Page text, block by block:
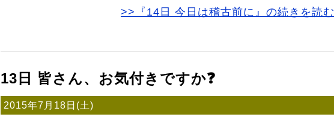
>>『14日 今日は稽古前に』の続きを読む
13日 皆さん、お気付きですか❓
2015年7月18日(土)